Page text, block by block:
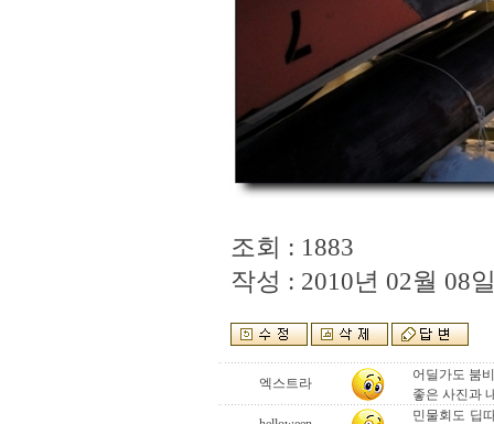
조회 : 1883
작성 : 2010년 02월 08
엑스트라
어딜가도 붐
좋은 사진과
민물회도 딥